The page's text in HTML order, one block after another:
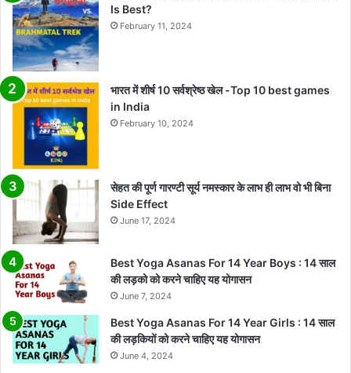
Is Best?
February 11, 2024
भारत में शीर्ष 10 सर्वश्रेष्ठ खेल -Top 10 best games
in India
February 10, 2024
सेहत की पूर्ण गारण्टी सूर्य नमस्कार के लाभ ही लाभ वो भी बिना
Side Effect
June 17, 2024
Best Yoga Asanas For 14 Year Boys : 14 साल
की लड़को को करने चाहिए यह योगासन
June 7, 2024
Best Yoga Asanas For 14 Year Girls : 14 साल
की लड़कियों को करने चाहिए यह योगासन
June 4, 2024